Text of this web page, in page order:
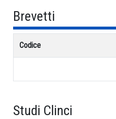
Brevetti
Codice
Studi Clinci